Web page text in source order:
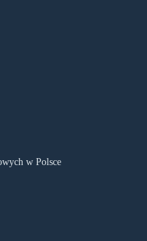
w Polsce